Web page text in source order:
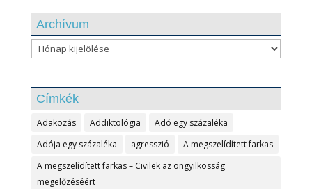
Archívum
Archívum
Címkék
Adakozás Addiktológia
Adó egy százaléka
Adója egy százaléka
agresszió
A megszelídített farkas
A megszelídített farkas – Civilek az öngyilkosság
megelőzéséért